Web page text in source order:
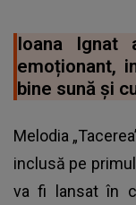
Ioana Ignat
emoționant,
bine sună și
Melodia
inclusă pe
va fi lansat în